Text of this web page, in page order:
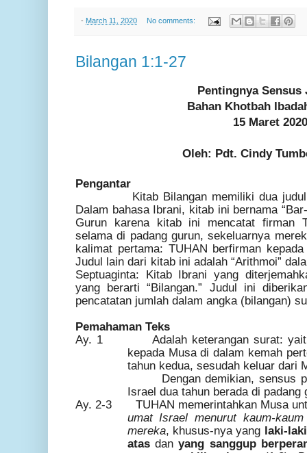
- March 11, 2020 No comments:
Bilangan 1:1-27
Pentingnya Sensus
Bahan Khotbah
15 Maret 20
Oleh: Pdt. Cindy
Pengantar
Kitab Bilangan memiliki dua
Dalam bahasa Ibrani, kitab ini bernama
Gurun karena kitab ini mencatat firman
selama di padang gurun, sekeluarnya
kalimat pertama: TUHAN berfirman
Judul lain dari kitab ini adalah “Arithmoi”
Septuaginta: Kitab Ibrani yang
yang berarti “Bilangan.” Judul ini
pencatatan jumlah dalam angka (bilangan)
Pemahaman Teks
Ay. 1 Adalah keterangan surat: yaitu
kepada Musa di dalam kemah
tahun kedua, sesudah keluar dari
Dengan demikian, sensus
Israel dua tahun berada di padang
Ay. 2-3 TUHAN memerintahkan Musa
umat Israel menurut kaum-
mereka, khusus-nya yang laki-
atasdanyang sanggup